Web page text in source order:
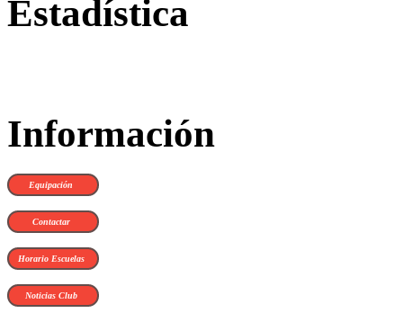
Estadística
Información
Equipación
Contactar
Horario Escuelas
Noticias Club